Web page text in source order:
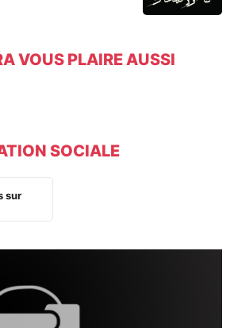
VOUS PLAIRE AUSSI
SOCIALE
sur